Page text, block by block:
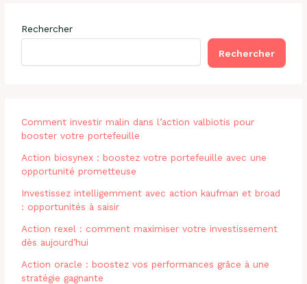
Rechercher
Rechercher
Comment investir malin dans l’action valbiotis pour
booster votre portefeuille
Action biosynex : boostez votre portefeuille avec une
opportunité prometteuse
Investissez intelligemment avec action kaufman et broad
: opportunités à saisir
Action rexel : comment maximiser votre investissement
dès aujourd’hui
Action oracle : boostez vos performances grâce à une
stratégie gagnante